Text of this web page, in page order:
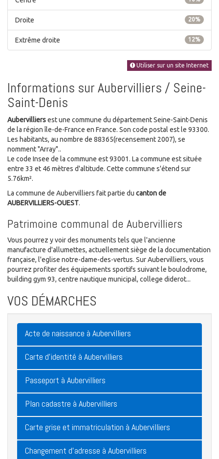
20%
Droite
12%
Extrême droite
Utiliser sur un site Internet
Informations sur Aubervilliers / Seine-
Saint-Denis
Aubervilliersest une commune du département Seine-Saint-Denis
de la région île-de-France en France. Son code postal est le 93300.
Les habitants, au nombre de 88365(recensement 2007), se
nomment "Array"..
Le code Insee de la commune est 93001. La commune est située
entre 33 et 46 mètres d'altitude. Cette commune s'étend sur
5.76km².
La commune de Aubervilliers fait partie du canton de
AUBERVILLIERS-OUEST.
Patrimoine communal de Aubervilliers
Vous pourrez y voir des monuments tels que l'ancienne
manufacture d'allumettes, actuellement siège de la documentation
française, l'eglise notre-dame-des-vertus. Sur Aubervilliers, vous
pourrez profiter des équipements sportifs suivant le boulodrome,
building gym 93, centre nautique municipal, college diderot...
VOS DÉMARCHES
Acte de naissance à Aubervilliers
Carte d'identité à Aubervilliers
Passeport à Aubervilliers
Plan cadastre à Aubervilliers
Carte grise et immatriculation à Aubervilliers
Changement d'adresse à Aubervilliers